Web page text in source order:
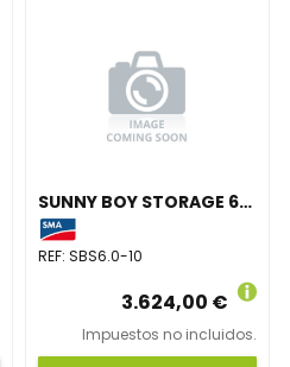
SUNNY BOY STORAGE 6.0-10
REF:SBS6.0-10
3.624,00 €
Impuestos no incluidos.